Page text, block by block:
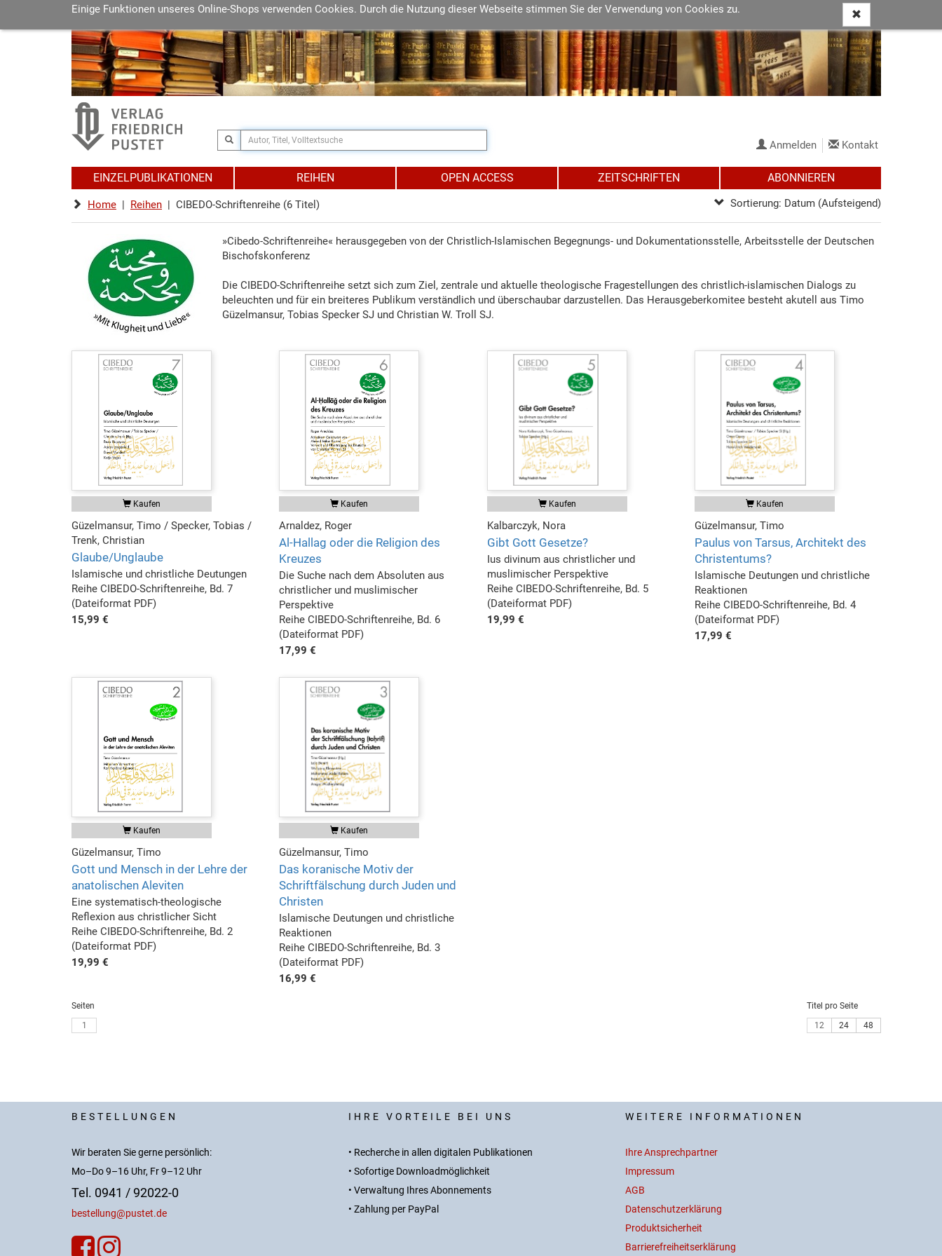
Einige Funktionen unseres Online-Shops verwenden Cookies. Durch die Nutzung dieser Webseite stimmen Sie der Verwendung von Cookies zu.
Anmelden Kontakt
EINZELPUBLIKATIONEN REIHEN OPEN ACCESS ZEITSCHRIFTEN ABONNIEREN
Home | Reihen | CIBEDO-Schriftenreihe (6 Titel) Sortierung: Datum (Aufsteigend)
»Cibedo-Schriftenreihe« herausgegeben von der Christlich-Islamischen Begegnungs- und Dokumentationsstelle, Arbeitsstelle der Deutschen
Bischofskonferenz
Die CIBEDO-Schriftenreihe setzt sich zum Ziel, zentrale und aktuelle theologische Fragestellungen des christlich-islamischen Dialogs zu
beleuchten und für ein breiteres Publikum verständlich und überschaubar darzustellen. Das Herausgeberkomitee besteht akutell aus Timo
Güzelmansur, Tobias Specker SJ und Christian W. Troll SJ.
Kaufen
Güzelmansur, Timo / Specker, Tobias /
Trenk, Christian
Glaube/Unglaube
Islamische und christliche Deutungen
Reihe CIBEDO-Schriftenreihe, Bd. 7
(Dateiformat PDF)
15,99 €
Kaufen
Arnaldez, Roger
Al-Hallag oder die Religion des
Kreuzes
Die Suche nach dem Absoluten aus
christlicher und muslimischer
Perspektive
Reihe CIBEDO-Schriftenreihe, Bd. 6
(Dateiformat PDF)
17,99 €
Kaufen
Kalbarczyk, Nora
Gibt Gott Gesetze?
Ius divinum aus christlicher und
muslimischer Perspektive
Reihe CIBEDO-Schriftenreihe, Bd. 5
(Dateiformat PDF)
19,99 €
Kaufen
Güzelmansur, Timo
Paulus von Tarsus, Architekt des
Christentums?
Islamische Deutungen und christliche
Reaktionen
Reihe CIBEDO-Schriftenreihe, Bd. 4
(Dateiformat PDF)
17,99 €
Kaufen
Güzelmansur, Timo
Gott und Mensch in der Lehre der
anatolischen Aleviten
Eine systematisch-theologische
Reflexion aus christlicher Sicht
Reihe CIBEDO-Schriftenreihe, Bd. 2
(Dateiformat PDF)
19,99 €
Kaufen
Güzelmansur, Timo
Das koranische Motiv der
Schriftfälschung durch Juden und
Christen
Islamische Deutungen und christliche
Reaktionen
Reihe CIBEDO-Schriftenreihe, Bd. 3
(Dateiformat PDF)
16,99 €
Seiten
1
Titel pro Seite
12
24 48
BESTELLUNGEN
Wir beraten Sie gerne persönlich:
Mo–Do 9–16 Uhr, Fr 9–12 Uhr
Tel. 0941 / 92022-0
bestellung@pustet.de

IHRE VORTEILE BEI UNS
• Recherche in allen digitalen Publikationen
• Sofortige Downloadmöglichkeit
• Verwaltung Ihres Abonnements
• Zahlung per PayPal
WEITERE INFORMATIONEN
Ihre Ansprechpartner
Impressum
AGB
Datenschutzerklärung
Produktsicherheit
Barrierefreiheitserklärung